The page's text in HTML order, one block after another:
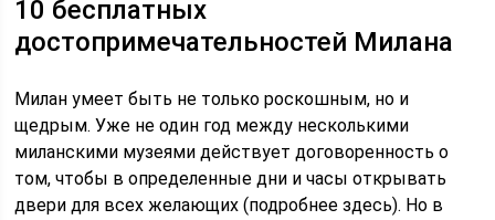
10 бесплатных
достопримечательностей Милана
Милан умеет быть не только роскошным, но и
щедрым. Уже не один год между несколькими
миланскими музеями действует договоренность о
том, чтобы в определенные дни и часы открывать
двери для всех желающих (подробнее здесь). Но в